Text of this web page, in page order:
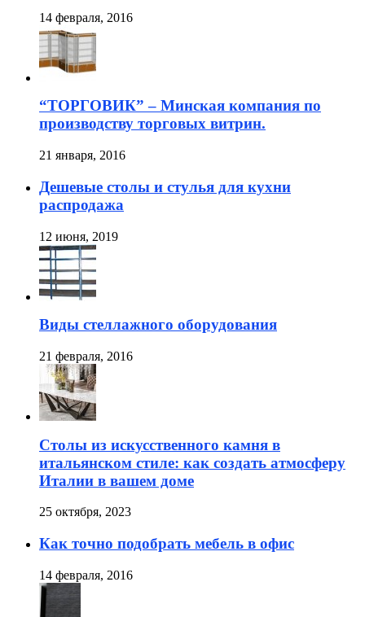
14 февраля, 2016
“ТОРГОВИК” – Минская компания по
производству торговых витрин.
21 января, 2016
Дешевые столы и стулья для кухни
распродажа
12 июня, 2019
Виды стеллажного оборудования
21 февраля, 2016
Столы из искусственного камня в
итальянском стиле: как создать атмосферу
Италии в вашем доме
25 октября, 2023
Как точно подобрать мебель в офис
14 февраля, 2016